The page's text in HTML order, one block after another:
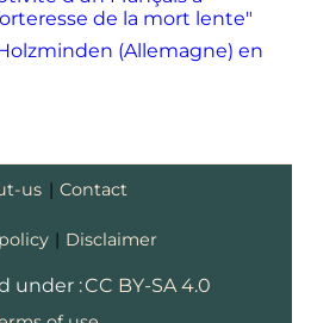
de la mort lente"
(Allemagne) en
us | Contact
| Disclaimer
under :CC BY-SA 4.0